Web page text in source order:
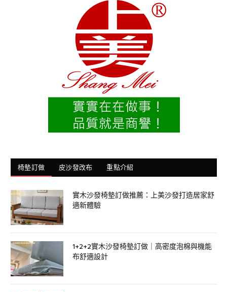
椅墊訂做 皮沙發改布 重點介紹
實木沙發椅墊訂做推薦：上美沙發打造居家舒
適新體驗
1+2+2實木沙發椅墊訂做｜高密度泡棉與機能
布舒適設計